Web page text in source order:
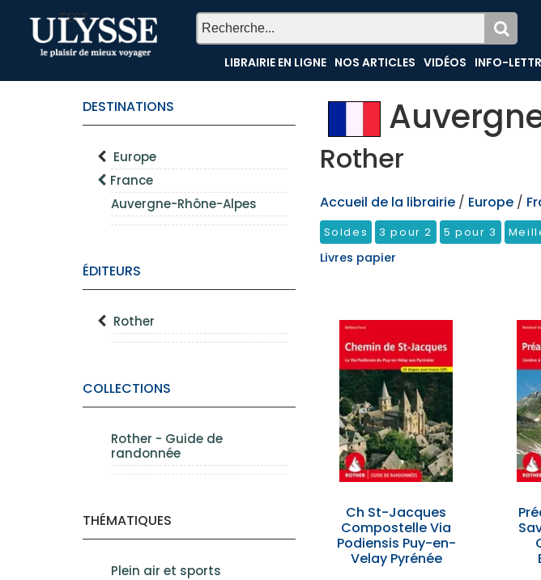
TEST
LIBRAIRIE EN LIGNE NOS ARTICLES VIDÉOS INFO-
DESTINATIONS
Europe
France
Auvergne-Rhône-Alpes
ÉDITEURS
Rother
COLLECTIONS
Rother - Guide de
randonnée
THÉMATIQUES
Plein air et sports
Rother
Accueil de la librairie / Europe /
Soldes 3 pour 2 5 pour 3
Livres papier
Ch St-Jacques
Compostelle Via
Podiensis Puy-en-
Velay Pyrénée